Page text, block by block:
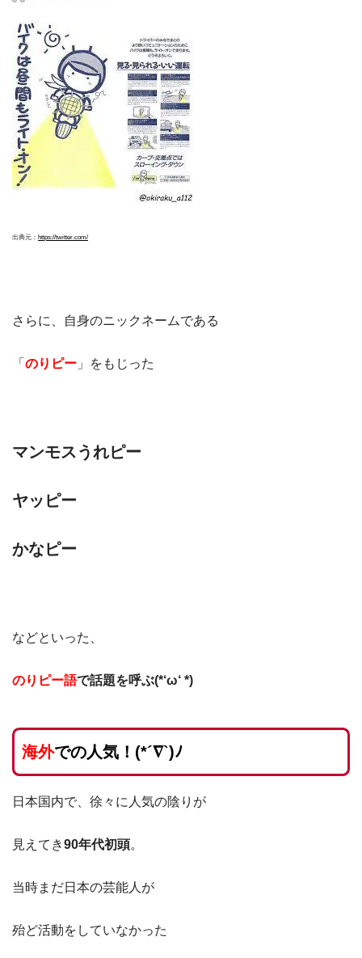
出典元： https://twitter.com/
さらに、自身のニックネームである
「 のりピー 」をもじった
マンモスうれピー
ヤッピー
かなピー
などといった、
のりピー語で話題を呼ぶ(*‘ω‘ *)
海外での人気！(*´∇`)ﾉ
日本国内で、徐々に人気の陰りが
見えてき90年代初頭。
当時まだ日本の芸能人が
殆ど活動をしていなかった